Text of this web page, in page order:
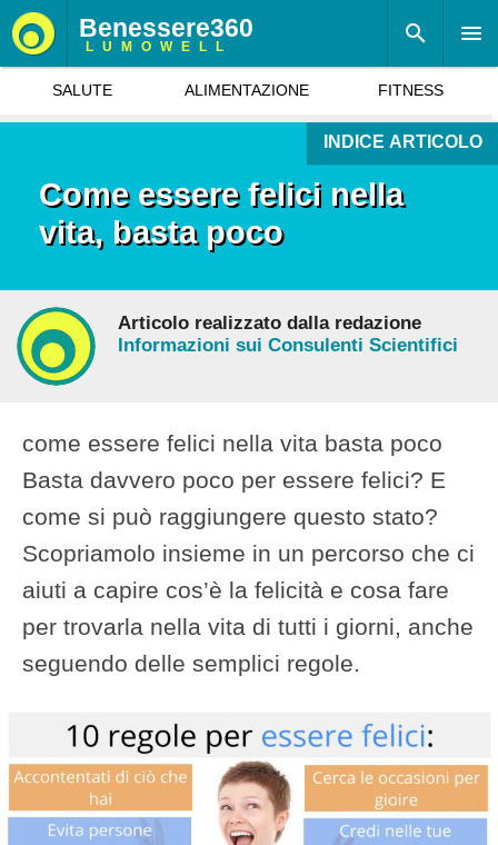
Come essere felici nella
vita, basta poco
Articolo realizzato dalla redazione
Informazioni sui Consulenti Scientifici
come essere felici nella vita basta poco
Basta davvero poco per essere felici? E
come si può raggiungere questo stato?
Scopriamolo insieme in un percorso che ci
aiuti a capire cos’è la felicità e cosa fare
per trovarla nella vita di tutti i giorni, anche
seguendo delle semplici regole.
INDICE ARTICOLO
Benessere360
LUMOWELL
SALUTE ALIMENTAZIONE FITNESS